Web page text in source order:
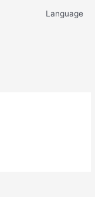
Language